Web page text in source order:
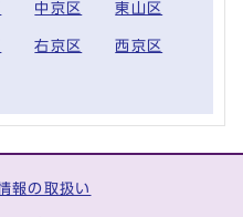
中京区 東山区
右京区 西京区
報の取扱い